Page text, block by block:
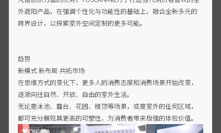
外遮阳产品，在强调个性化与功能性的基础上，融合全新多元的
跨界设计，以探索室外空间定制的更多可能。
趋势
新模式 新布局 共拓市场
在思维方式的变化下，更多人的消费态度和消费场景开始改变，
逐渐向往自然、开放、自由的室外生活。
无论是泳池、露台、花园、楼顶等场景，或是室外的任何区域，
都可充分展现其更高的可塑性，为消费者带来极强的体验价值。